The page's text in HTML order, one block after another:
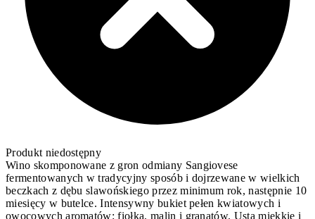
Produkt niedostępny
Wino skomponowane z gron odmiany Sangiovese
fermentowanych w tradycyjny sposób i dojrzewane w wielkich
beczkach z dębu slawońskiego przez minimum rok, następnie 10
miesięcy w butelce. Intensywny bukiet pełen kwiatowych i
owocowych aromatów: fiołka, malin i granatów. Usta miękkie i